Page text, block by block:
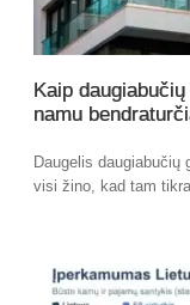
Kaip
namu
Daugelis
visi žino, kad tam